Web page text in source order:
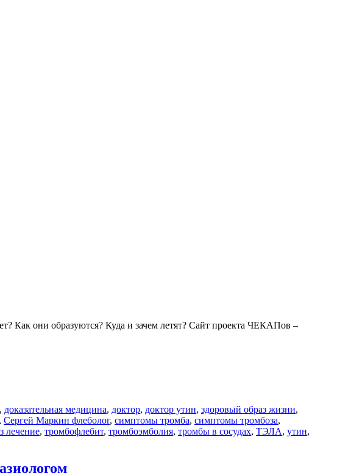
Как они образуются? Куда и зачем летят? Сайт проекта ЧЕКАПов –
, доказательная медицина, доктор, доктор утин, здоровый образ жизни,
, Сергей Маркин флеболог, симптомы тромба, симптомы тромбоза,
лечение, тромбофлебит, тромбоэмболия, тромбы в сосудах, ТЭЛА, утин,